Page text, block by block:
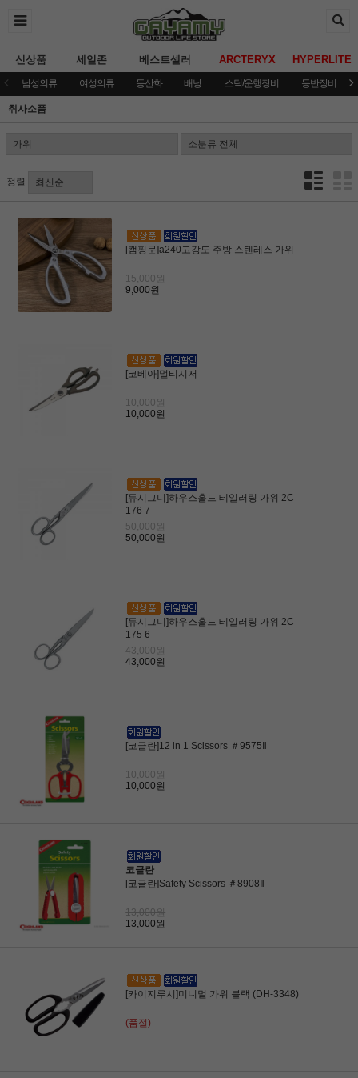
신상품 세일존 베스트셀러 ARCTERYX HYPERLITE
남성의류 여성의류 등산화 배낭 스틱/운행장비 등반장비
취사소품
정렬
[캠핑문]a240고강도 주방 스텐레스 가위
15,000원
9,000원
[코베아]멀티시저
10,000원
10,000원
[듀시그니]하우스홀드 테일러링 가위 2C
176 7
50,000원
50,000원
[듀시그니]하우스홀드 테일러링 가위 2C
175 6
43,000원
43,000원
[코글란]12 in 1 Scissors ＃9575Ⅱ
10,000원
10,000원
코글란
[코글란]Safety Scissors ＃8908Ⅱ
13,000원
13,000원
[카이지루시]미니멀 가위 블랙 (DH-3348)
(품절)